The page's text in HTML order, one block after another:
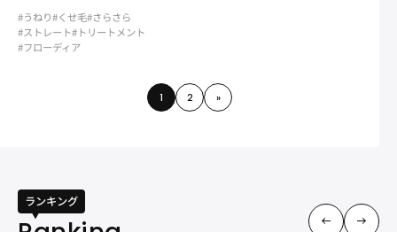
#うねり#くせ毛#さらさら
#ストレート#トリートメント
#フローディア
1 2 »
ランキング